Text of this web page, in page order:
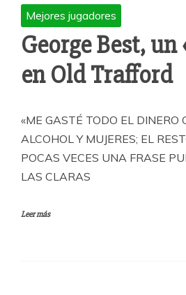
Mejores jugadores
George Best, un
en Old Trafford
«ME GASTÉ TODO EL DINERO
ALCOHOL Y MUJERES; EL
POCAS VECES UNA FRASE
LAS CLARAS
Leer más